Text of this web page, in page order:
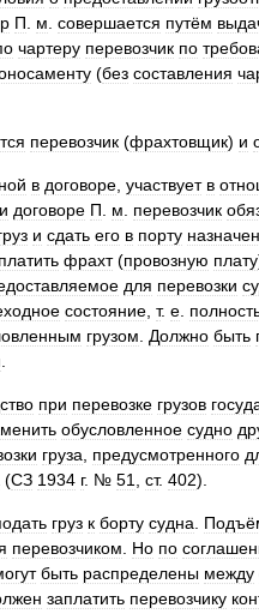
П м совершается путём
чартеру перевозчик по
(без составления
перевозчик (фрахтовщик) и
в договоре участвует в
договоре П м перевозчик
и сдать его в порту
фрахт(провозную плату
для перевозки
состояние т. е
грузом Должно быть
при перевозке грузов
обусловленное судно
груза предусмотренного
(СЗ 1934 г. № 51 ст. 402).
груз к борту судна
перевозчиком Но по
быть распределены между
заплатить перевозчику